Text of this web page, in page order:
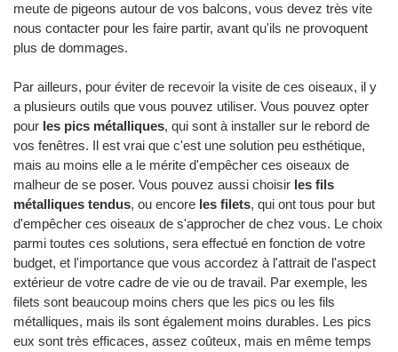
meute de pigeons autour de vos balcons, vous devez très vite
nous contacter pour les faire partir, avant qu'ils ne provoquent
plus de dommages.
Par ailleurs, pour éviter de recevoir la visite de ces oiseaux, il y
a plusieurs outils que vous pouvez utiliser. Vous pouvez opter
pour les pics métalliques, qui sont à installer sur le rebord de
vos fenêtres. Il est vrai que c'est une solution peu esthétique,
mais au moins elle a le mérite d'empêcher ces oiseaux de
malheur de se poser. Vous pouvez aussi choisir les fils
métalliques tendus, ou encore les filets, qui ont tous pour but
d'empêcher ces oiseaux de s'approcher de chez vous. Le choix
parmi toutes ces solutions, sera effectué en fonction de votre
budget, et l'importance que vous accordez à l'attrait de l'aspect
extérieur de votre cadre de vie ou de travail. Par exemple, les
filets sont beaucoup moins chers que les pics ou les fils
métalliques, mais ils sont également moins durables. Les pics
eux sont très efficaces, assez coûteux, mais en même temps